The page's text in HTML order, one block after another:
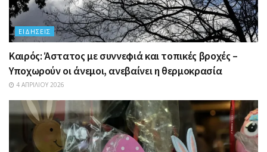
ΕΙΔΉΣΕΙΣ
Καιρός: Άστατος με συννεφιά και τοπικές βροχές –
Υποχωρούν οι άνεμοι, ανεβαίνει η θερμοκρασία
4 ΑΠΡΙΛΊΟΥ 2026